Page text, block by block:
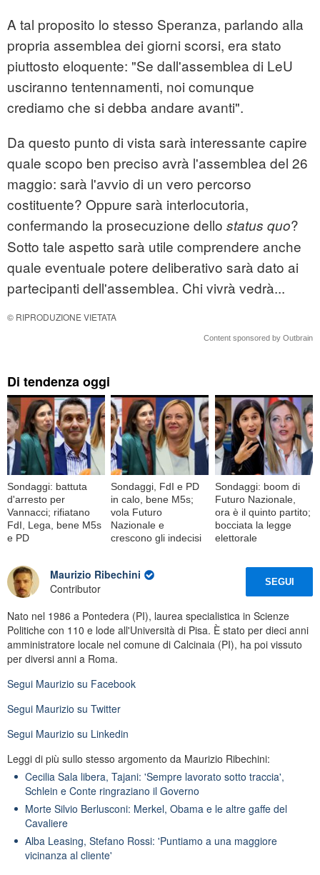
A tal proposito lo stesso Speranza, parlando alla
propria assemblea dei giorni scorsi, era stato
piuttosto eloquente: "Se dall'assemblea di LeU
usciranno tentennamenti, noi comunque
crediamo che si debba andare avanti".
Da questo punto di vista sarà interessante capire
quale scopo ben preciso avrà l'assemblea del 26
maggio: sarà l'avvio di un vero percorso
costituente? Oppure sarà interlocutoria,
confermando la prosecuzione dello status quo?
Sotto tale aspetto sarà utile comprendere anche
quale eventuale potere deliberativo sarà dato ai
partecipanti dell'assemblea. Chi vivrà vedrà...
© RIPRODUZIONE VIETATA
Content sponsored by Outbrain
Di tendenza oggi
Sondaggi: battuta
d'arresto per
Vannacci; rifiatano
FdI, Lega, bene M5s
e PD
Sondaggi, FdI e PD
in calo, bene M5s;
vola Futuro
Nazionale e
crescono gli indecisi
Sondaggi: boom di
Futuro Nazionale,
ora è il quinto partito;
bocciata la legge
elettorale
Maurizio Ribechini
Contributor
SEGUI
Nato nel 1986 a Pontedera (PI), laurea specialistica in Scienze
Politiche con 110 e lode all'Università di Pisa. È stato per dieci anni
amministratore locale nel comune di Calcinaia (PI), ha poi vissuto
per diversi anni a Roma.
Segui Maurizio su Facebook
Segui Maurizio su Twitter
Segui Maurizio su Linkedin
Leggi di più sullo stesso argomento da Maurizio Ribechini:
Cecilia Sala libera, Tajani: 'Sempre lavorato sotto traccia',
Schlein e Conte ringraziano il Governo
Morte Silvio Berlusconi: Merkel, Obama e le altre gaffe del
Cavaliere
Alba Leasing, Stefano Rossi: 'Puntiamo a una maggiore
vicinanza al cliente'